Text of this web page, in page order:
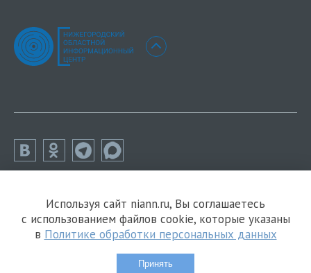
Используя сайт niann.ru, Вы соглашаетесь
с использованием файлов cookie, которые указаны
в Политике обработки персональных данных
Принять